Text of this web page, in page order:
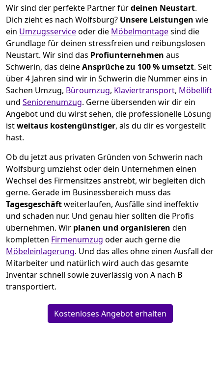
Wir sind der perfekte Partner fürdeinen Neustart.
Dich zieht es nach Wolfsburg? Unsere Leistungen wie
ein Umzugsserviceoder die Möbelmontagesind die
Grundlage für deinen stressfreien und reibungslosen
Neustart. Wir sind das Profiunternehmen aus
Schwerin, das deineAnsprüche zu 100 % umsetzt. Seit
über 4 Jahren sind wir in Schwerin die Nummer eins in
Sachen Umzug, Büroumzug, Klaviertransport, Möbellift
und Seniorenumzug. Gerne übersenden wir dir ein
Angebot und du wirst sehen, die professionelle Lösung
istweitaus kostengünstiger, als du dir es vorgestellt
hast.
Ob du jetzt aus privaten Gründen von Schwerin nach
Wolfsburg umziehst oder dein Unternehmen einen
Wechsel des Firmensitzes anstrebt, wir begleiten dich
gerne. Gerade im Businessbereich muss das
Tagesgeschäftweiterlaufen, Ausfälle sind ineffektiv
und schaden nur. Und genau hier sollten die Profis
übernehmen. Wir planen und organisieren den
kompletten Firmenumzug oder auch gerne die
Möbeleinlagerung. Und das alles ohne einen Ausfall der
Mitarbeiter und natürlich wird auch das gesamte
Inventar schnell sowie zuverlässig von A nach B
transportiert.
Kostenloses Angebot erhalten